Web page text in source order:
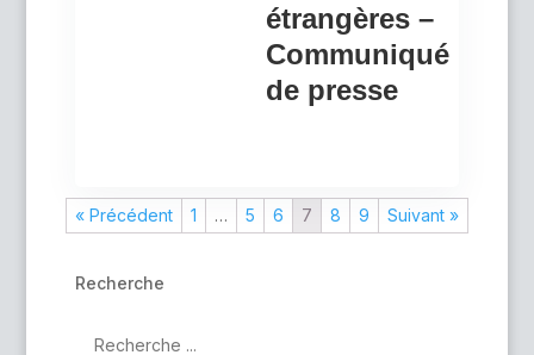
étrangères –
Communiqué
de presse
« Précédent 1 … 5 6 7 8 9 Suivant »
Recherche